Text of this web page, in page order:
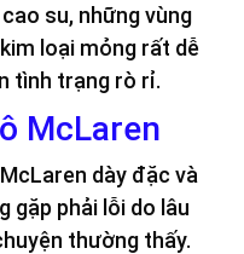
su, những vùng
loại mỏng rất dễ
tình trạng rò rỉ.
McLaren
dày đặc và
gặp phải lỗi do lâu
thường thấy.